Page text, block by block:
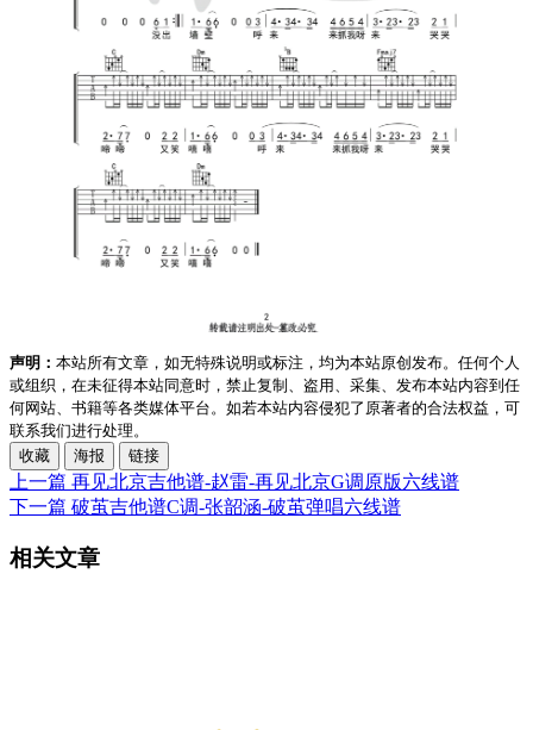
声明： 本站所有文章，如无特殊说明或标注，均为本站原创发布。任何个人
或组织，在未征得本站同意时，禁止复制、盗用、采集、发布本站内容到任
何网站、书籍等各类媒体平台。如若本站内容侵犯了原著者的合法权益，可
联系我们进行处理。
收藏
海报 链接
上一篇 再见北京吉他谱-赵雷-再见北京G调原版六线谱
下一篇 破茧吉他谱C调-张韶涵-破茧弹唱六线谱
相关文章